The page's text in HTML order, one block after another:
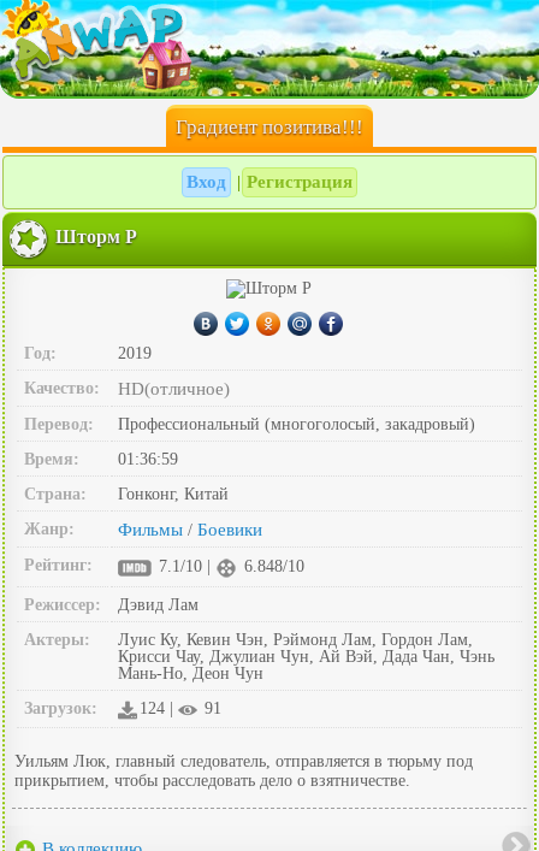
Градиент позитива!!!
Вход Регистрация
Шторм P
Год:
2019
Качество:
HD(отличное)
Перевод:
Профессиональный (многоголосый, закадровый)
Время:
01:36:59
Страна:
Гонконг, Китай
Жанр:
Фильмы / Боевики
Рейтинг: 7.1/10 | 6.848/10
Режиссер:
Дэвид Лам
Актеры:
Луис Ку, Кевин Чэн, Рэймонд Лам, Гордон Лам,
Крисси Чау, Джулиан Чун, Ай Вэй, Дада Чан, Чэнь
Мань-Но, Деон Чун
Загрузок:
124 | 91
Уильям Люк, главный следователь, отправляется в тюрьму под
прикрытием, чтобы расследовать дело о взятничестве.